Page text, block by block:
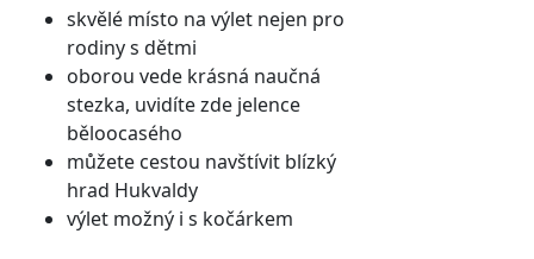
skvělé místo na výlet nejen pro
rodiny s dětmi
oborou vede krásná naučná
stezka, uvidíte zde jelence
běloocasého
můžete cestou navštívit blízký
hrad Hukvaldy
výlet možný i s kočárkem